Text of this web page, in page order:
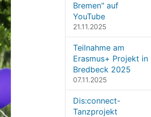
Bremen" auf
YouTube
21.11.2025
Teilnahme am
Erasmus+ Projekt in
Bredbeck 2025
07.11.2025
Dis:connect-
Tanzprojekt